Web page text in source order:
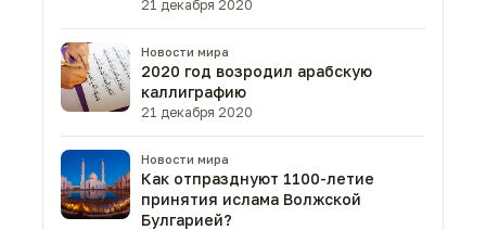
21 декабря 2020
Новости мира
2020 год возродил арабскую
каллиграфию
21 декабря 2020
Новости мира
Как отпразднуют 1100-летие
принятия ислама Волжской
Булгарией?